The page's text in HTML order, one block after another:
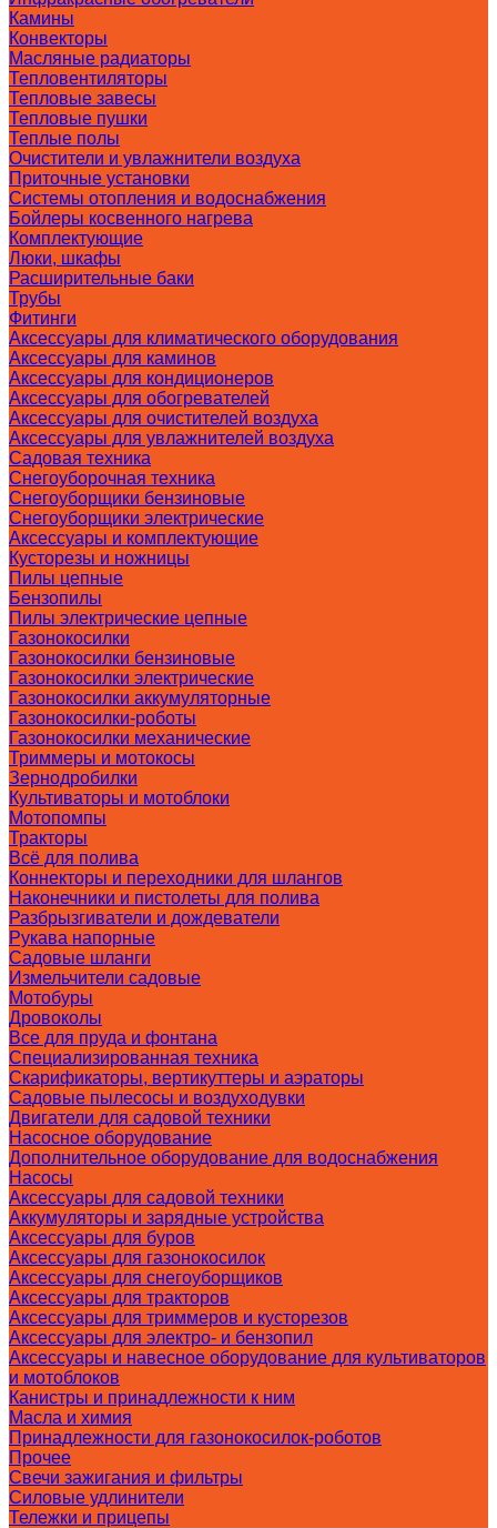
Камины
Конвекторы
Масляные радиаторы
Тепловентиляторы
Тепловые завесы
Тепловые пушки
Теплые полы
Очистители и увлажнители воздуха
Приточные установки
Системы отопления и водоснабжения
Бойлеры косвенного нагрева
Комплектующие
Люки, шкафы
Расширительные баки
Трубы
Фитинги
Аксессуары для климатического оборудования
Аксессуары для каминов
Аксессуары для кондиционеров
Аксессуары для обогревателей
Аксессуары для очистителей воздуха
Аксессуары для увлажнителей воздуха
Садовая техника
Снегоуборочная техника
Снегоуборщики бензиновые
Снегоуборщики электрические
Аксессуары и комплектующие
Кусторезы и ножницы
Пилы цепные
Бензопилы
Пилы электрические цепные
Газонокосилки
Газонокосилки бензиновые
Газонокосилки электрические
Газонокосилки аккумуляторные
Газонокосилки-роботы
Газонокосилки механические
Триммеры и мотокосы
Зернодробилки
Культиваторы и мотоблоки
Мотопомпы
Тракторы
Всё для полива
Коннекторы и переходники для шлангов
Наконечники и пистолеты для полива
Разбрызгиватели и дождеватели
Рукава напорные
Садовые шланги
Измельчители садовые
Мотобуры
Дровоколы
Все для пруда и фонтана
Специализированная техника
Скарификаторы, вертикуттеры и аэраторы
Садовые пылесосы и воздуходувки
Двигатели для садовой техники
Насосное оборудование
Дополнительное оборудование для водоснабжения
Насосы
Аксессуары для садовой техники
Аккумуляторы и зарядные устройства
Аксессуары для буров
Аксессуары для газонокосилок
Аксессуары для снегоуборщиков
Аксессуары для тракторов
Аксессуары для триммеров и кусторезов
Аксессуары для электро- и бензопил
Аксессуары и навесное оборудование для культиваторов
и мотоблоков
Канистры и принадлежности к ним
Масла и химия
Принадлежности для газонокосилок-роботов
Прочее
Свечи зажигания и фильтры
Силовые удлинители
Тележки и прицепы